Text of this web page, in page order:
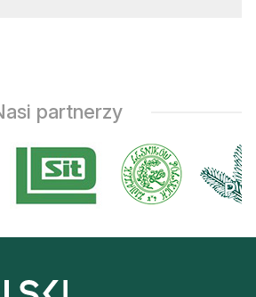
partnerzy